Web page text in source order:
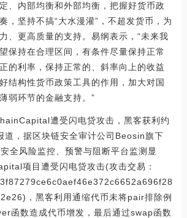
、内部均衡和外部均衡，把握好货币政
，坚持不搞“大水漫灌”，不超发货币，为
、更高质量的支持。易纲表示，“未来我
保持在合理区间，有条件尽量保持正常
的利率，保持正常的、斜率向上的收益
结构性货币政策工具的作用，加大对国
弱环节的金融支持。”
遭受闪电贷攻击，黑客获利约
道，据区块链安全审计公司Beosin旗下
全风险监控、预警与阻断平台监测显
项目遭受闪电贷攻击(攻击交易：
，黑客利用通缩代币未将pair排除例
函数造成代币增发，最后通过swap函数